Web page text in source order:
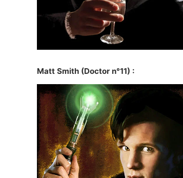
Matt Smith (Doctor n°11) :